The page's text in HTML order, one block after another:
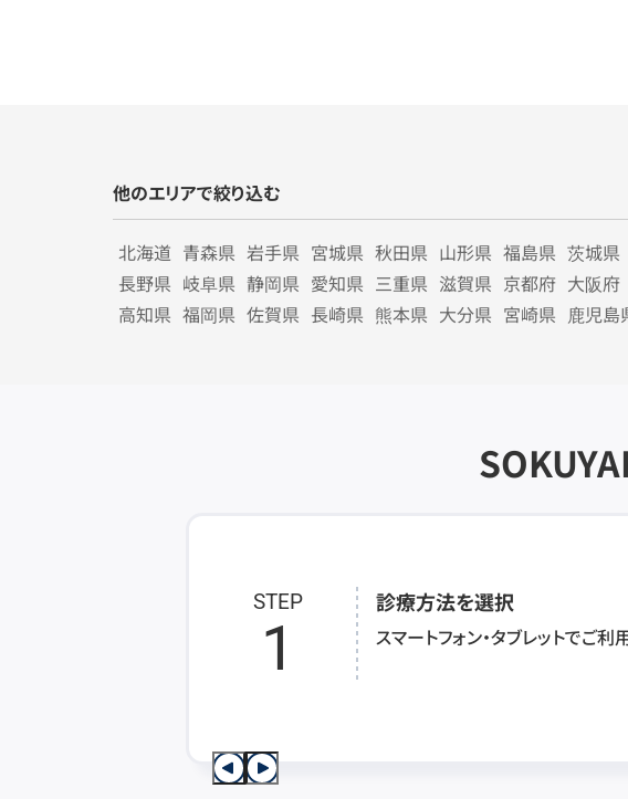
他のエリアで絞り込む
北海道 青森県 岩手県 宮城県 秋田県 山形県 福島県 茨城県
長野県 岐阜県 静岡県 愛知県 三重県 滋賀県 京都府 大阪府
高知県 福岡県 佐賀県 長崎県 熊本県 大分県 宮崎県 鹿児島
STEP
1
診療方法を選択
スマートフォン・タブレットでご